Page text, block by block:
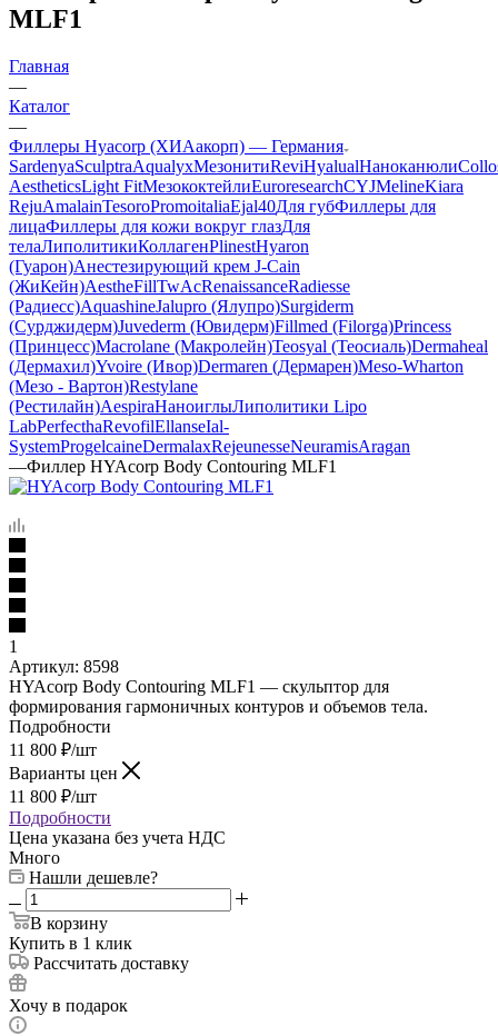
MLF1
Главная
—
Каталог
—
Филлеры Hyacorp (ХИАакорп) — Германия
SardenyaSculptraAqualyxМезонитиReviHyalualНаноканюли
AestheticsLight FitМезококтейлиEuroresearchCYJMelineKiara
RejuAmalainTesoroPromoitaliaEjal40Для губФиллеры для
лицаФиллеры для кожи вокруг глазДля
телаЛиполитикиКоллагенPlinestHyaron
(Гуарон)Анестезирующий крем J-Cain
(ЖиКейн)AestheFillTwAcRenaissanceRadiesse
(Радиесс)AquashineJalupro (Ялупро)Surgiderm
(Сурджидерм)Juvederm (Ювидерм)Fillmed (Filorga)Princess
(Принцесс)Macrolane (Макролейн)Teosyal (Теосиаль)Dermaheal
(Дермахил)Yvoire (Ивор)Dermaren (Дермарен)Meso-Wharton
(Мезо - Вартон)Restylane
(Рестилайн)AespiraНаноиглыЛиполитики Lipo
LabPerfecthaRevofilEllanseIal-
SystemProgelcaineDermalaxRejeunesseNeuramisAragan
—Филлер HYAcorp Body Contouring MLF1
1
Артикул: 8598
HYAcorp Body Contouring MLF1 — скульптор для
формирования гармоничных контуров и объемов тела.
Подробности
11 800 ₽/шт
Варианты цен
11 800 ₽/шт
Подробности
Цена указана без учета НДС
Много
Нашли дешевле?
В корзину
Купить в 1 клик
Рассчитать доставку
Хочу в подарок